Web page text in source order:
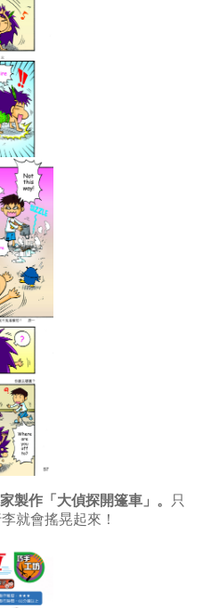
製作「大偵探開篷車」。
只
就會搖晃起來！